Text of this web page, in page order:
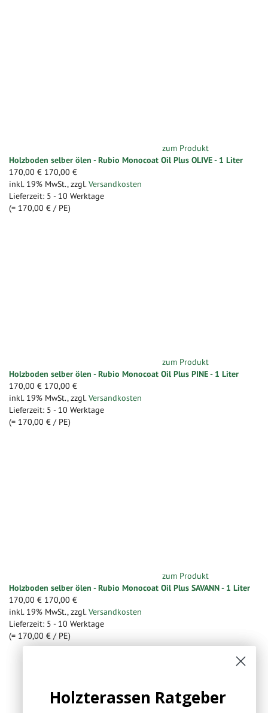
zum Produkt
Holzboden selber ölen - Rubio Monocoat Oil Plus OLIVE - 1 Liter
170,00 € 170,00 €
inkl. 19% MwSt., zzgl. Versandkosten
Lieferzeit: 5 - 10 Werktage
(= 170,00 € / PE)
zum Produkt
Holzboden selber ölen - Rubio Monocoat Oil Plus PINE - 1 Liter
170,00 € 170,00 €
inkl. 19% MwSt., zzgl. Versandkosten
Lieferzeit: 5 - 10 Werktage
(= 170,00 € / PE)
zum Produkt
Holzboden selber ölen - Rubio Monocoat Oil Plus SAVANN - 1 Liter
170,00 € 170,00 €
inkl. 19% MwSt., zzgl. Versandkosten
Lieferzeit: 5 - 10 Werktage
(= 170,00 € / PE)
Fußboden Ratgeber
Holzterassen Ratgeber